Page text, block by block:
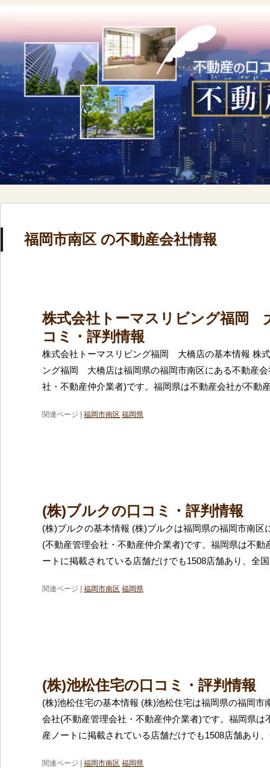
福岡市南区 の不動産会社情報
株式会社トーマスリビング福岡
コミ・評判情報
株式会社トーマスリビング福岡 大橋店の基本情報 株
ング福岡 大橋店は福岡県の福岡市南区にある不動産
社・不動産仲介業者)です。福岡県は不動産会社が不動
関連ページ | 福岡市南区 福岡県
(株)ブルクの口コミ・評判情報
(株)ブルクの基本情報 (株)ブルクは福岡県の福岡市南区
(不動産管理会社・不動産仲介業者)です。福岡県は不動
ートに掲載されている店舗だけでも1508店舗あり、全
関連ページ | 福岡市南区 福岡県
(株)池松住宅の口コミ・評判情報
(株)池松住宅の基本情報 (株)池松住宅は福岡県の福岡市
会社(不動産管理会社・不動産仲介業者)です。福岡県は
産ノートに掲載されている店舗だけでも1508店舗あり
関連ページ | 福岡市南区 福岡県